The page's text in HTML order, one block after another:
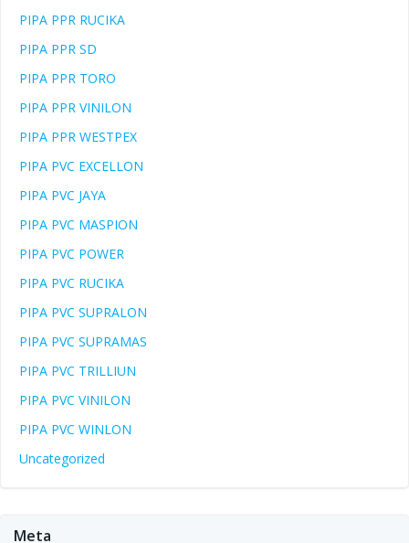
PIPA PPR RUCIKA
PIPA PPR SD
PIPA PPR TORO
PIPA PPR VINILON
PIPA PPR WESTPEX
PIPA PVC EXCELLON
PIPA PVC JAYA
PIPA PVC MASPION
PIPA PVC POWER
PIPA PVC RUCIKA
PIPA PVC SUPRALON
PIPA PVC SUPRAMAS
PIPA PVC TRILLIUN
PIPA PVC VINILON
PIPA PVC WINLON
Uncategorized
Meta